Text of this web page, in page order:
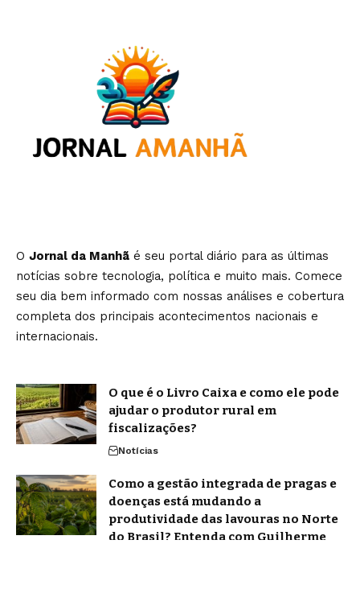
O Jornal da Manhã é seu portal diário para as últimas
notícias sobre tecnologia, política e muito mais. Comece
seu dia bem informado com nossas análises e cobertura
completa dos principais acontecimentos nacionais e
internacionais.
O que é o Livro Caixa e como ele pode
ajudar o produtor rural em
fiscalizações?
Notícias
Como a gestão integrada de pragas e
doenças está mudando a
produtividade das lavouras no Norte
do Brasil? Entenda com Guilherme